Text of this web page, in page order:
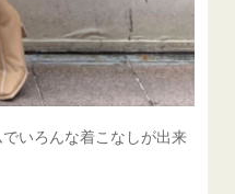
いろんな着こなしが出来